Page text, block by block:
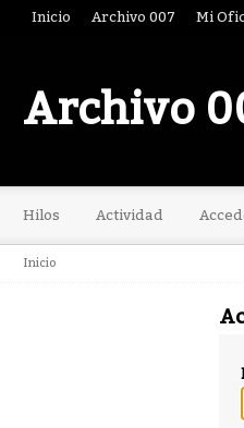
Inicio Archivo 007 Mi
Archivo
Hilos Actividad
Inicio